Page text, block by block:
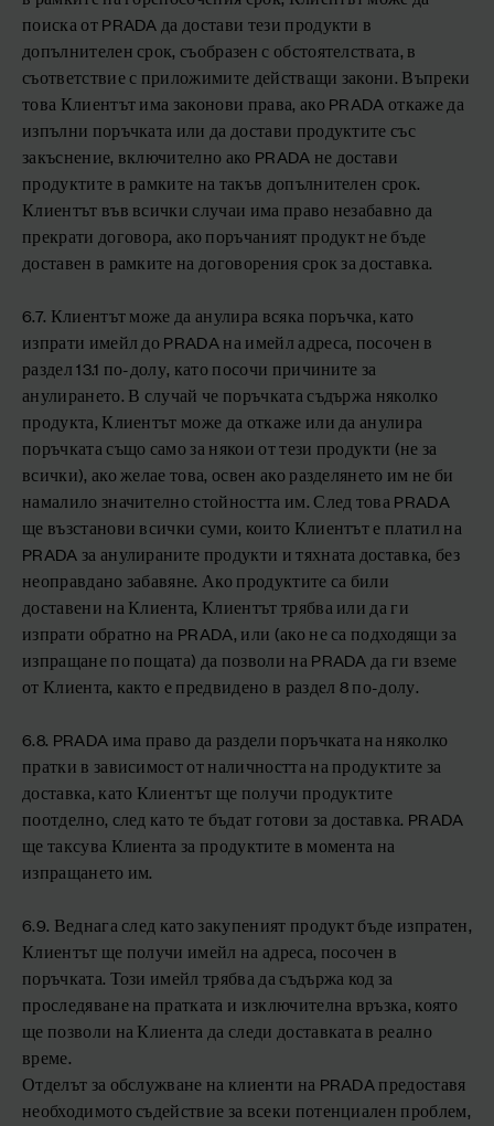
поиска от PRADA да достави тези продукти в
допълнителен срок, съобразен с обстоятелствата, в
съответствие с приложимите действащи закони. Въпреки
това Клиентът има законови права, ако PRADA откаже да
изпълни поръчката или да достави продуктите със
закъснение, включително ако PRADA не достави
продуктите в рамките на такъв допълнителен срок.
Клиентът във всички случаи има право незабавно да
прекрати договора, ако поръчаният продукт не бъде
доставен в рамките на договорения срок за доставка.
6.7. Клиентът може да анулира всяка поръчка, като
изпрати имейл до PRADA на имейл адреса, посочен в
раздел 13.1 по-долу, като посочи причините за
анулирането. В случай че поръчката съдържа няколко
продукта, Клиентът може да откаже или да анулира
поръчката също само за някои от тези продукти (не за
всички), ако желае това, освен ако разделянето им не би
намалило значително стойността им. След това PRADA
ще възстанови всички суми, които Клиентът е платил на
PRADA за анулираните продукти и тяхната доставка, без
неоправдано забавяне. Ако продуктите са били
доставени на Клиента, Клиентът трябва или да ги
изпрати обратно на PRADA, или (ако не са подходящи за
изпращане по пощата) да позволи на PRADA да ги вземе
от Клиента, както е предвидено в раздел 8 по-долу.
6.8. PRADA има право да раздели поръчката на няколко
пратки в зависимост от наличността на продуктите за
доставка, като Клиентът ще получи продуктите
поотделно, след като те бъдат готови за доставка. PRADA
ще таксува Клиента за продуктите в момента на
изпращането им.
6.9. Веднага след като закупеният продукт бъде изпратен,
Клиентът ще получи имейл на адреса, посочен в
поръчката. Този имейл трябва да съдържа код за
проследяване на пратката и изключителна връзка, която
ще позволи на Клиента да следи доставката в реално
време.
Отделът за обслужване на клиенти на PRADA предоставя
необходимото съдействие за всеки потенциален проблем,